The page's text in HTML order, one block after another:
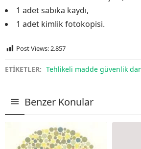
1 adet sabıka kaydı,
1 adet kimlik fotokopisi.
Post Views:2.857
ETİKETLER: Tehlikeli madde güvenlik
Benzer Konular